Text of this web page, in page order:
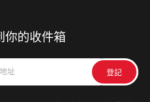
你的收件箱